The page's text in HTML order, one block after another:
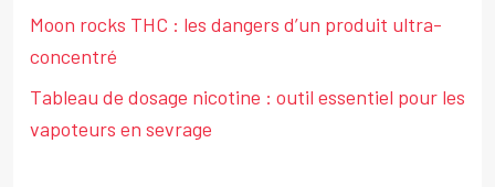
Moon rocks THC : les dangers d’un produit ultra-
concentré
Tableau de dosage nicotine : outil essentiel pour les
vapoteurs en sevrage